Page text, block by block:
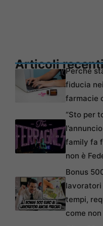
Articoli
Perché
fiducia
farmacie
“Sto per
family fa
non è
Bonus
lavoratori
tempi,
come